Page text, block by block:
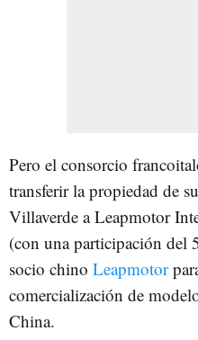
Pero el consorcio
transferir la propiedad de
Villaverde a Leapmotor
(con una participación del
socio chino Leapmotor
comercialización de
China.